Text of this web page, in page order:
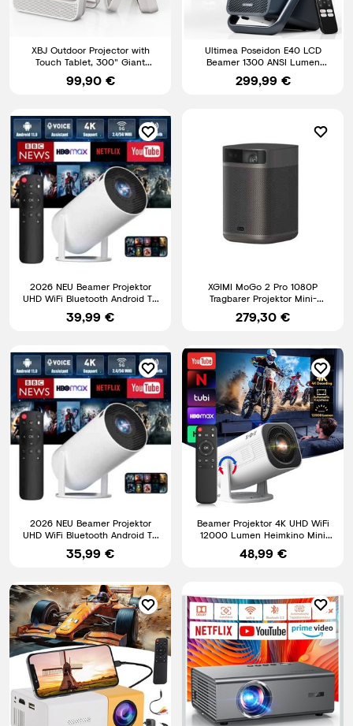
XBJ Outdoor Projector with
Touch Tablet, 300" Giant
Screen for Home Theater
99,90 €
Ultimea Poseidon E40 LCD
Beamer 1300 ANSI Lumen
Projector Native 1080P, Netflix
299,99 €
2026 NEU Beamer Projektor
UHD WiFi Bluetooth Android TV
Heimkino Mini Tragbar
39,99 €
XGIMI MoGo 2 Pro 1080P
Tragbarer Projektor Mini-
Projektor mit 400 ISO Lumen
279,30 €
2026 NEU Beamer Projektor
UHD WiFi Bluetooth Android TV
Heimkino Mini Tragbar
35,99 €
Beamer Projektor 4K UHD WiFi
12000 Lumen Heimkino Mini
Tragbar Android 11.0
48,99 €